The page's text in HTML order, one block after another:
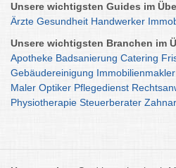
Unsere wichtigsten Guides im
Ärzte Gesundheit Handwerker
Unsere wichtigsten Branchen im
Apotheke Badsanierung Catering
Gebäudereinigung Immobilienmakler
Maler Optiker Pflegedienst
Physiotherapie Steuerberater